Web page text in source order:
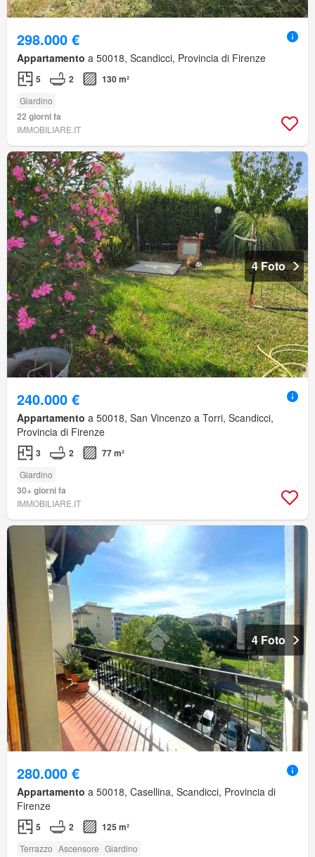
298.000 €
Appartamento a 50018, Scandicci, Provincia di Firenze
5 2 130 m²
Giardino
22 giorni fa
IMMOBILIARE.IT
4 Foto
240.000 €
Appartamento a 50018, San Vincenzo a Torri, Scandicci,
Provincia di Firenze
3 2 77 m²
Giardino
30+ giorni fa
IMMOBILIARE.IT
4 Foto
280.000 €
Appartamento a 50018, Casellina, Scandicci, Provincia di
Firenze
5 2 125 m²
Terrazzo Ascensore Giardino